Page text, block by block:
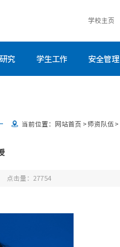
学校主页
究 学生工作 安全管理
当前位置： 网站首页 > 师资队伍>
点击量： 27754